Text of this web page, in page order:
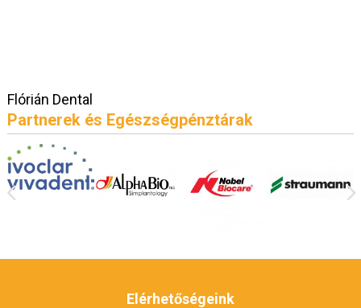
Flórián Dental
Partnerek és Egészségpénztárak
Elérhetőségeink